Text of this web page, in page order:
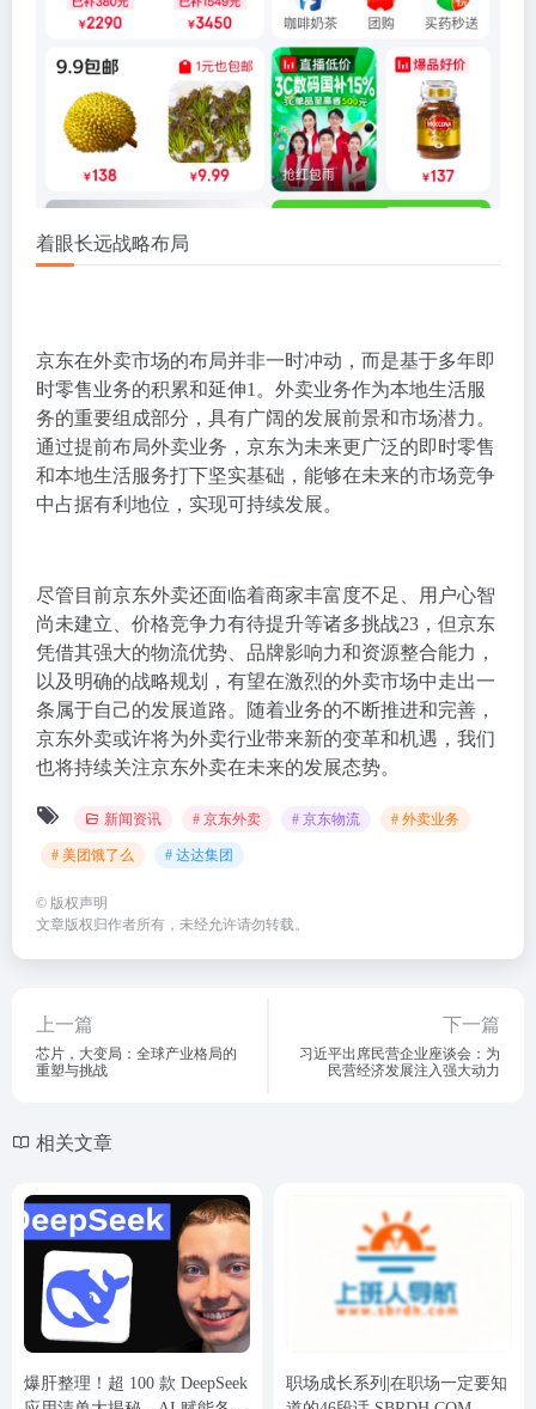
着眼长远战略布局
京东在外卖市场的布局并非一时冲动，而是基于多年即
时零售业务的积累和延伸1 。外卖业务作为本地生活服
务的重要组成部分，具有广阔的发展前景和市场潜力。
通过提前布局外卖业务，京东为未来更广泛的即时零售
和本地生活服务打下坚实基础，能够在未来的市场竞争
中占据有利地位，实现可持续发展。
尽管目前京东外卖还面临着商家丰富度不足、用户心智
尚未建立、价格竞争力有待提升等诸多挑战23 ，但京东
凭借其强大的物流优势、品牌影响力和资源整合能力，
以及明确的战略规划，有望在激烈的外卖市场中走出一
条属于自己的发展道路。随着业务的不断推进和完善，
京东外卖或许将为外卖行业带来新的变革和机遇，我们
也将持续关注京东外卖在未来的发展态势。
新闻资讯 # 京东外卖 # 京东物流 # 外卖业务
# 美团饿了么 # 达达集团
© 版权声明
文章版权归作者所有，未经允许请勿转载。
上一篇
芯片，大变局：全球产业格局的
重塑与挑战
下一篇
习近平出席民营企业座谈会：为
民营经济发展注入强大动力
相关文章
爆肝整理！超 100 款 DeepSeek
职场成长系列|在职场一定要知